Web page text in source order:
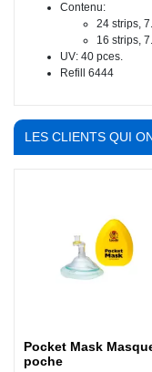
Contenu:
24 strips,
16 strips,
UV: 40 pces.
Refill 6444
LES CLIENTS QUI
Pocket Mask
poche